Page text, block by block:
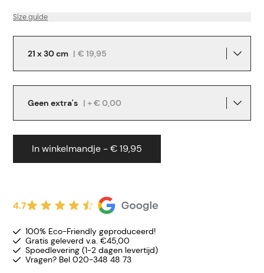
Size guide
21 x 30 cm | € 19,95
Geen extra's | + € 0,00
In winkelmandje - € 19,95
4.7
100% Eco-Friendly geproduceerd!
Gratis geleverd v.a. €45,00
Spoedlevering (1-2 dagen levertijd)
Vragen? Bel 020-348 48 73